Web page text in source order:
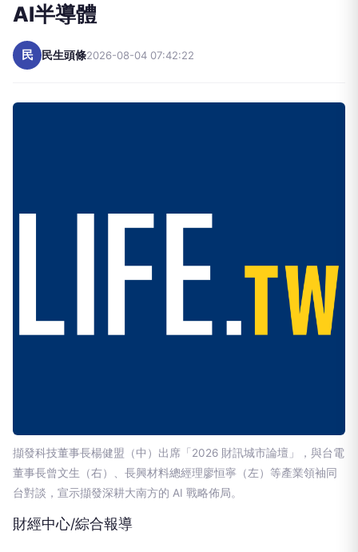
AI半導體
民 民生頭條2026-08-04 07:42:22
擷發科技董事長楊健盟（中）出席「2026 財訊城市論壇」，與台電
董事長曾文生（右）、長興材料總經理廖恒寧（左）等產業領袖同
台對談，宣示擷發深耕大南方的 AI 戰略佈局。
財經中心/綜合報導